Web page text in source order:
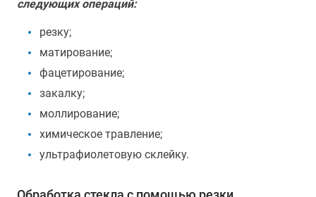
следующих операций:
резку;
матирование;
фацетирование;
закалку;
моллирование;
химическое травление;
ультрафиолетовую склейку.